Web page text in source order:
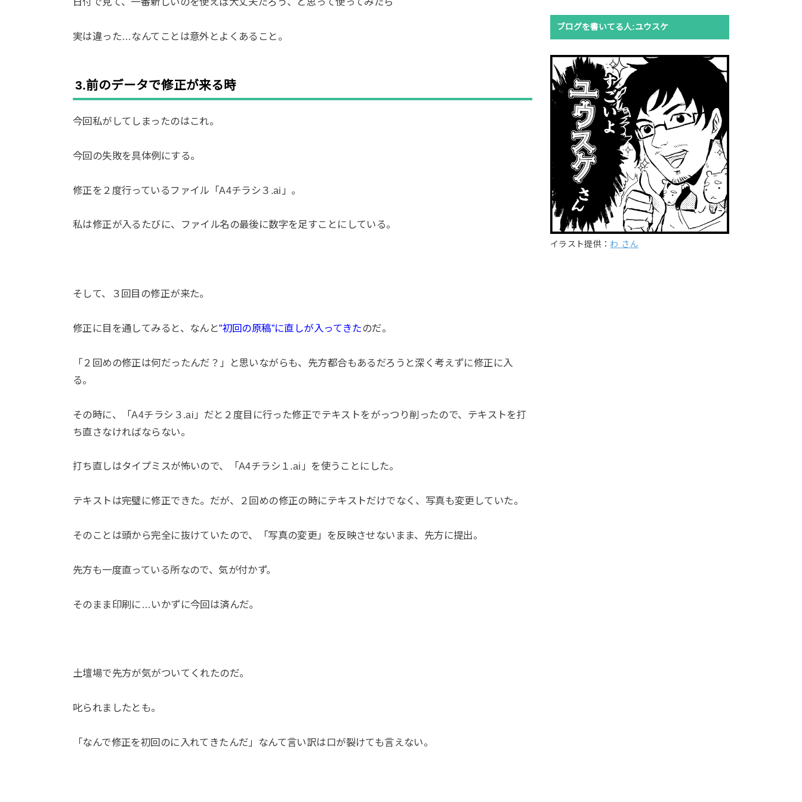
実は違った…なんてことは意外とよくあること。
3.前のデータで修正が来る時
今回私がしてしまったのはこれ。
今回の失敗を具体例にする。
修正を２度行っているファイル「A4チラシ３.ai」。
私は修正が入るたびに、ファイル名の最後に数字を足すことにしている。
そして、３回目の修正が来た。
修正に目を通してみると、なんと”初回の原稿”に直しが入ってきたのだ。
「２回めの修正は何だったんだ？」と思いながらも、先方都合もあるだろうと深く考えずに修正に入
る。
その時に、「A4チラシ３.ai」だと２度目に行った修正でテキストをがっつり削ったので、テキストを打
ち直さなければならない。
打ち直しはタイプミスが怖いので、「A4チラシ１.ai」を使うことにした。
テキストは完璧に修正できた。だが、２回めの修正の時にテキストだけでなく、写真も変更していた。
そのことは頭から完全に抜けていたので、「写真の変更」を反映させないまま、先方に提出。
先方も一度直っている所なので、気が付かず。
そのまま印刷に…いかずに今回は済んだ。
土壇場で先方が気がついてくれたのだ。
叱られましたとも。
「なんで修正を初回のに入れてきたんだ」なんて言い訳は口が裂けても言えない。
ブログを書いてる人:ユウスケ
イラスト提供： わ さん